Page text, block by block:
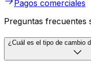
Pagos comerciales
Preguntas frecuentes
¿Cuál es el tipo de cambio